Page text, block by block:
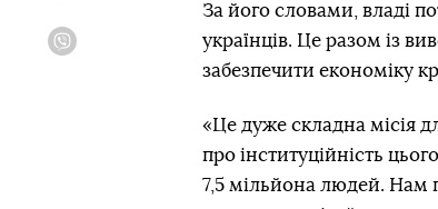
За його словами, владі
українців. Це разом із
забезпечити економіку
«Це дуже складна місія
про інституційність
7,5 мільйона людей. Нам